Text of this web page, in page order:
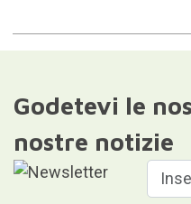
Godetevi le
nostre notizie